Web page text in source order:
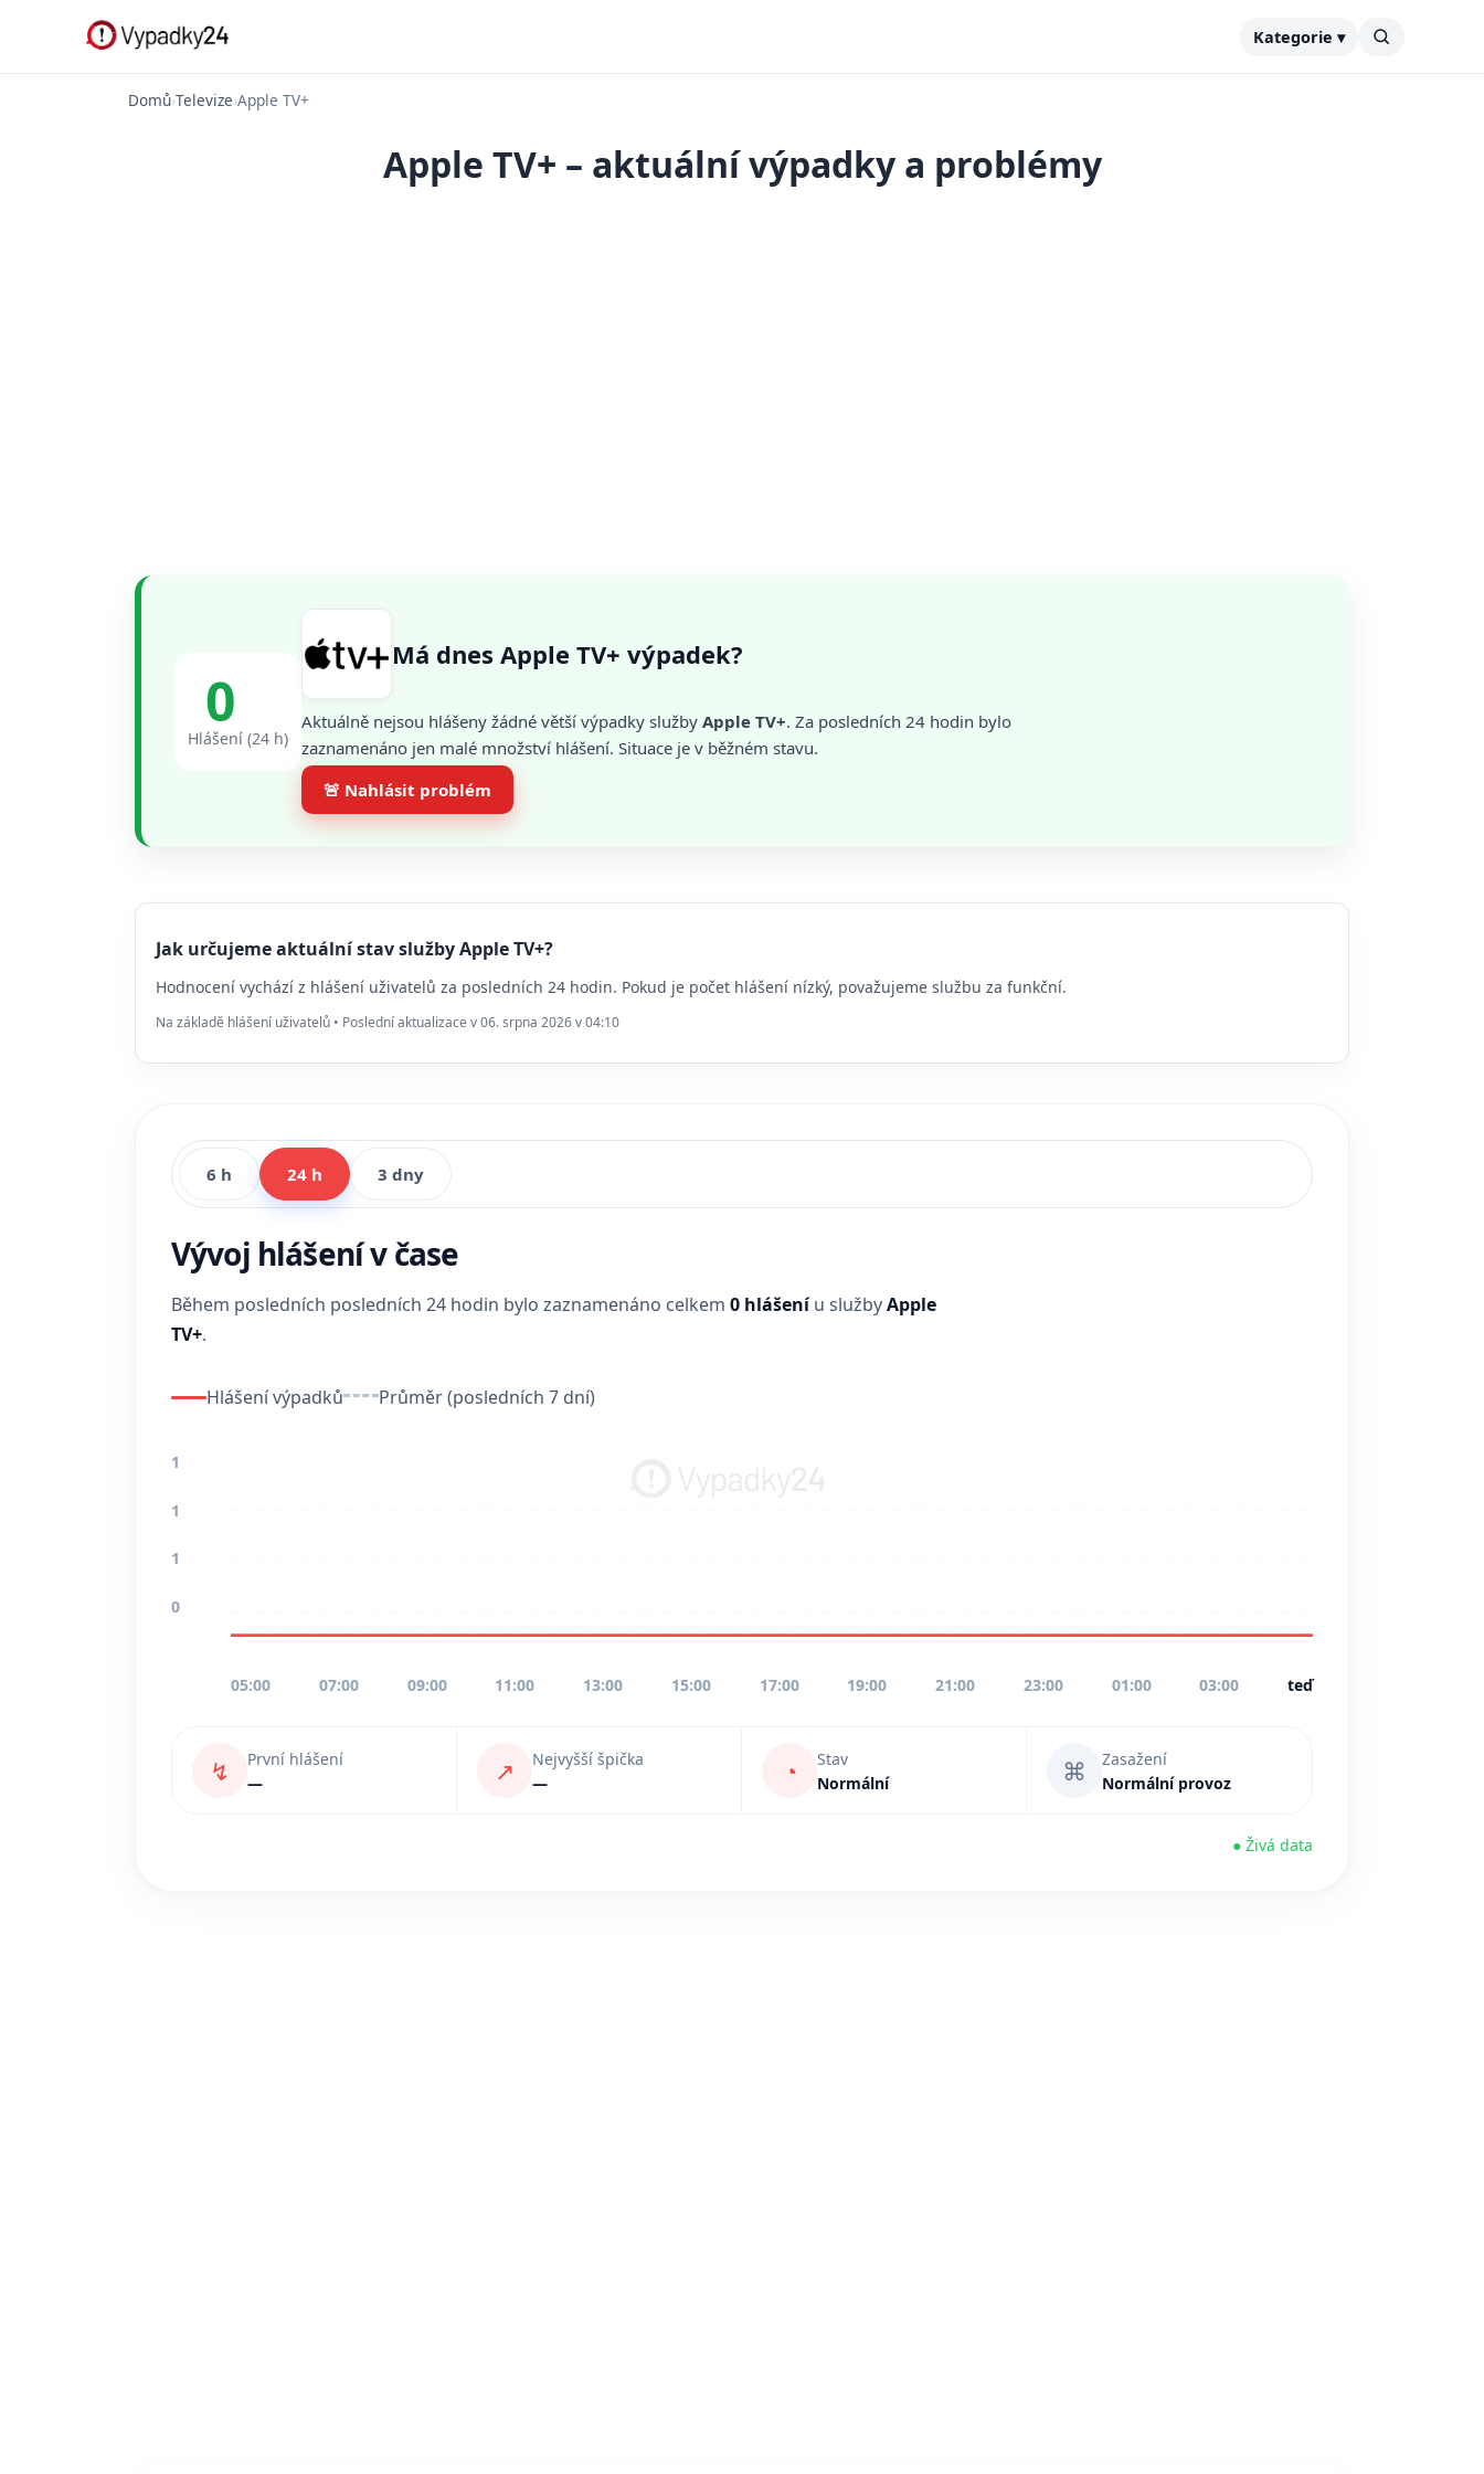
Kategorie ▾
Domů›Televize›Apple TV+
Apple TV+ – aktuální výpadky a problémy
0
Hlášení (24 h)
Má dnes Apple TV+ výpadek?
Aktuálně nejsou hlášeny žádné větší výpadky služby Apple TV+. Za posledních 24 hodin bylo
zaznamenáno jen malé množství hlášení. Situace je v běžném stavu.
🚨 Nahlásit problém
Jak určujeme aktuální stav služby Apple TV+?
Hodnocení vychází z hlášení uživatelů za posledních 24 hodin. Pokud je počet hlášení nízký, považujeme službu za funkční.
Na základě hlášení uživatelů • Poslední aktualizace v 06. srpna 2026 v 04:10
6 h 24 h 3 dny
Vývoj hlášení v čase
Během posledních posledních 24 hodin bylo zaznamenáno celkem 0 hlášeníu službyApple
TV+.
Hlášení výpadků Průměr (posledních 7 dní)
1
1
1
0
05:00 07:00 09:00 11:00 13:00 15:00 17:00 19:00 21:00 23:00 01:00 03:00 teď
↯
První hlášení
—
↗
Nejvyšší špička
—
◔
Stav
Normální
⌘
Zasažení
Normální provoz
● Živá data